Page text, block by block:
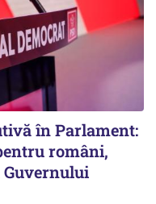
în Parlament:
români,
Guvernului